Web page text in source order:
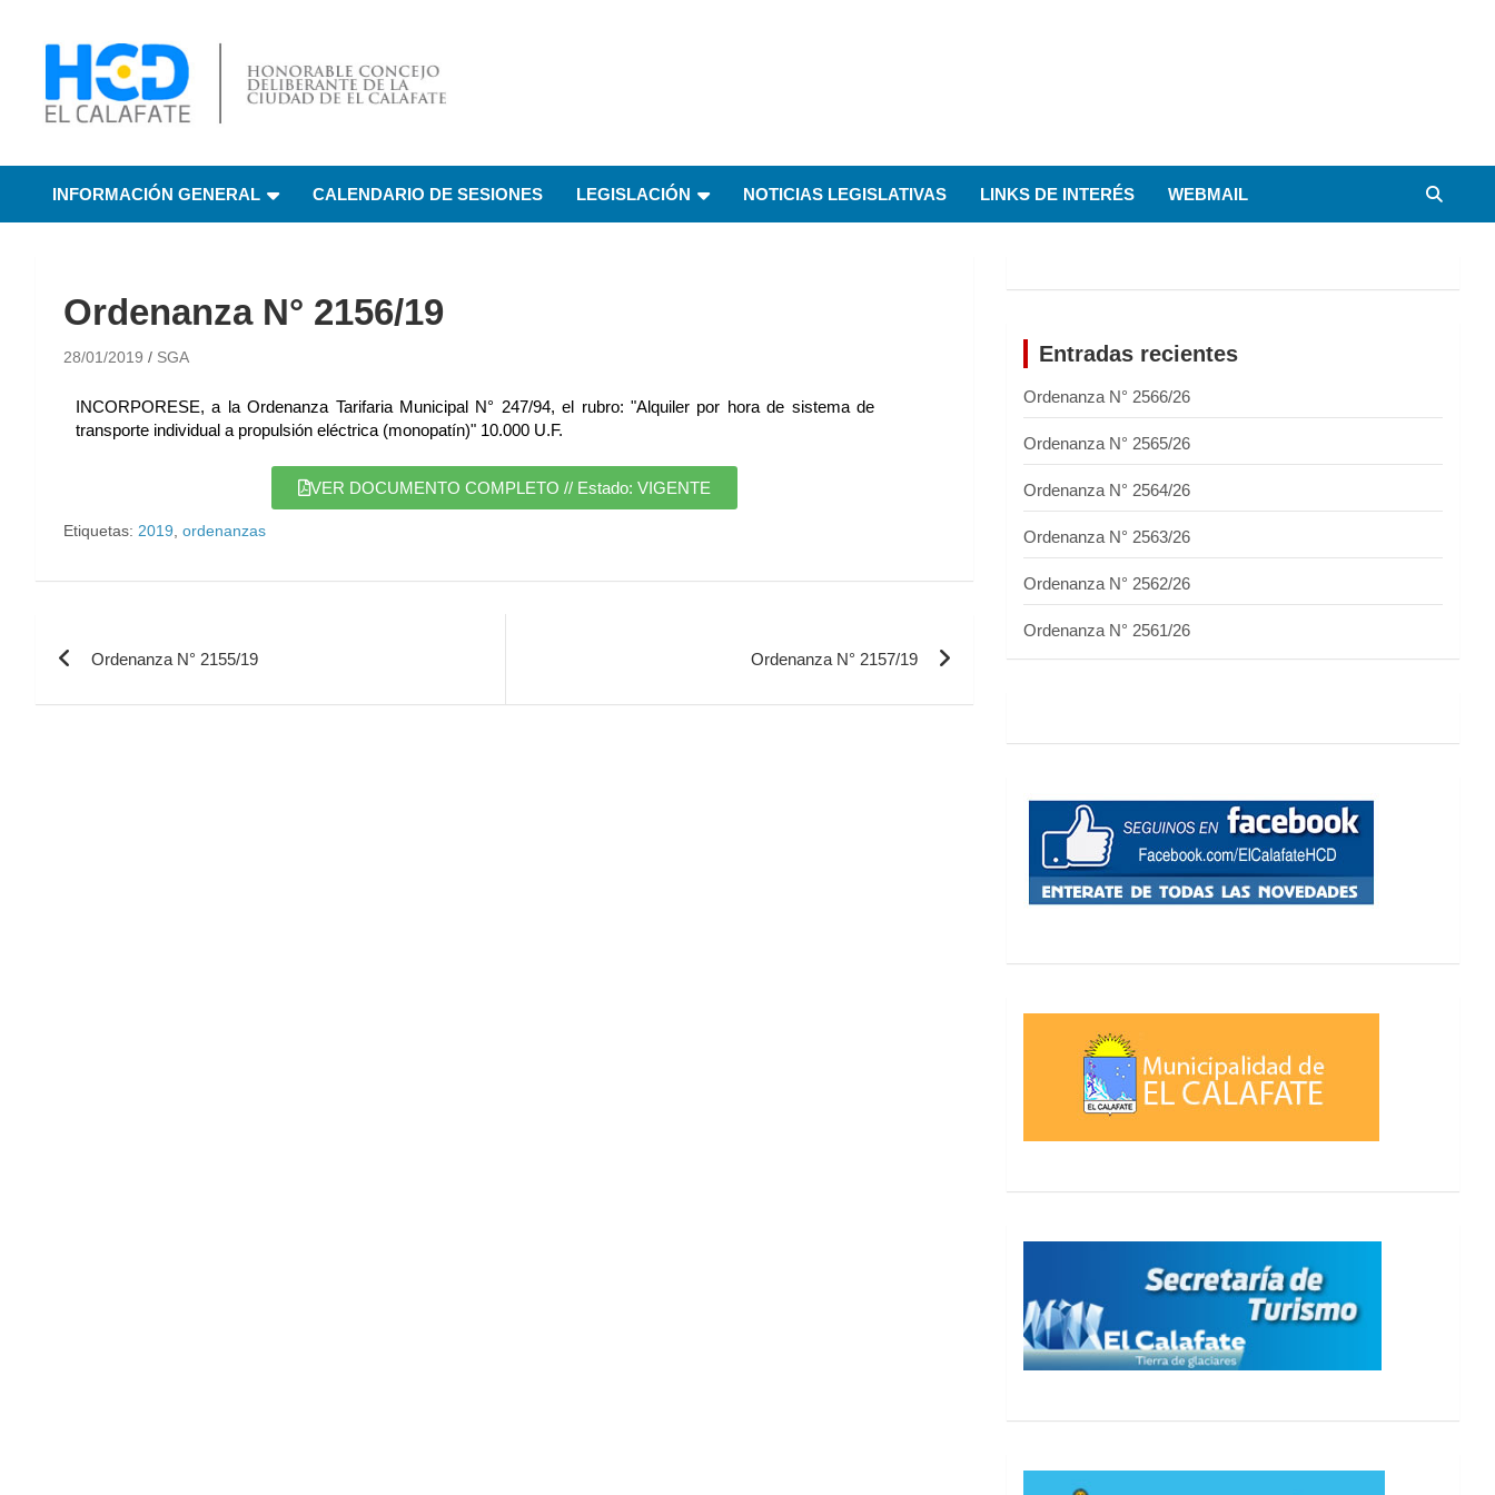
Honorable Concejo
Deliberante de El
INFORMACIÓN GENERAL CALENDARIO DE SESIONES LEGISLACIÓN NOTICIAS LEGISLATIVAS LINKS DE INTERÉS WEBMAIL
Ordenanza N° 2156/19
28/01/2019 SGA
INCORPORESE, a la Ordenanza Tarifaria Municipal N° 247/94, el rubro: "Alquiler por hora de sistema de
transporte individual a propulsión eléctrica (monopatín)" 10.000 U.F.
VER DOCUMENTO COMPLETO // Estado: VIGENTE
Etiquetas: 2019, ordenanzas
Ordenanza N° 2155/19 Ordenanza N° 2157/19
Entradas recientes
Ordenanza N° 2566/26
Ordenanza N° 2565/26
Ordenanza N° 2564/26
Ordenanza N° 2563/26
Ordenanza N° 2562/26
Ordenanza N° 2561/26